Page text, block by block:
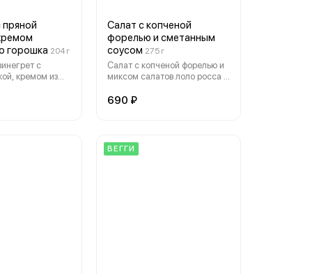
пряной
горошка 204 г
кремом из
Салат с копченой
форелью и сметанным
соусом 275 г
Салат с копченой форелью и
миксом салатов лоло росса и
томатами, картофелем бейби,
690 ₽
ВЕГГИ